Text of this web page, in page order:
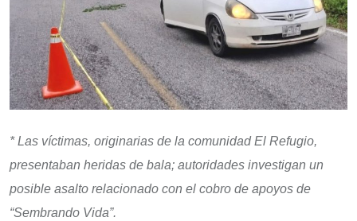
* Las víctimas, originarias de la comunidad El Refugio,
presentaban heridas de bala; autoridades investigan un
posible asalto relacionado con el cobro de apoyos de
“Sembrando Vida”.